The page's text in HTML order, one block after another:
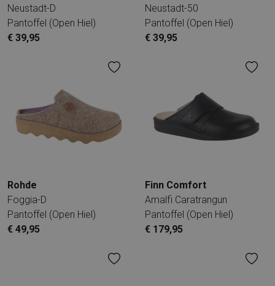
Neustadt-D
Pantoffel (open Hiel)
€ 39,95
Neustadt-50
Pantoffel (open Hiel)
€ 39,95
Rohde
Foggia-D
Pantoffel (open Hiel)
€ 49,95
Finn Comfort
Amalfi Caratrangun
Pantoffel (open Hiel)
€ 179,95